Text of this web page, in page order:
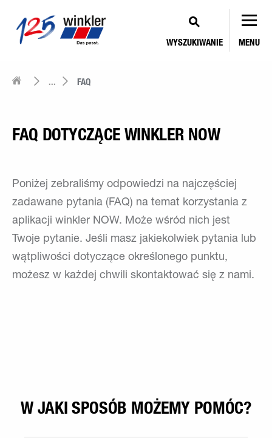
WYSZUKIWANIE MENU
... FAQ
FAQ DOTYCZĄCE WINKLER NOW
Poniżej zebraliśmy odpowiedzi na najczęściej
zadawane pytania (FAQ) na temat korzystania z
aplikacji winkler NOW. Może wśród nich jest
Twoje pytanie. Jeśli masz jakiekolwiek pytania lub
wątpliwości dotyczące określonego punktu,
możesz w każdej chwili skontaktować się z nami.
W JAKI SPOSÓB MOŻEMY POMÓC?